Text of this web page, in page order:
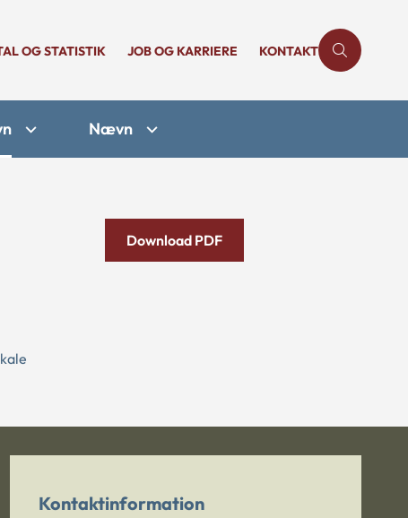
OG STATISTIK JOB OG KARRIERE KONTAKT
Nævn
Download PDF
Kontaktinformation